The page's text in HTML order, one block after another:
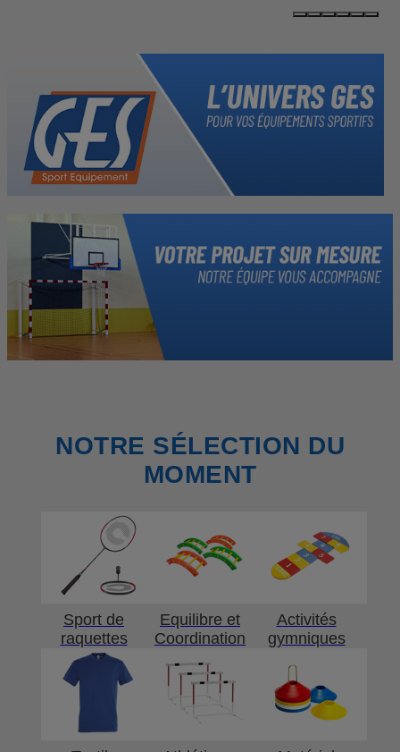
NOTRE SÉLECTION DU
MOMENT
Sport de
raquettes
Equilibre et
Coordination
Activités
gymniques